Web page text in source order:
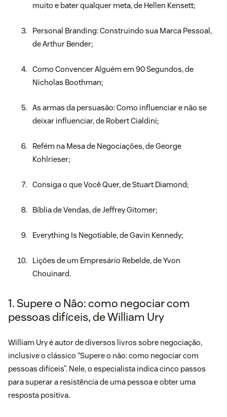
muito e bater qualquer meta, de Hellen Kensett;
Personal Branding: Construindo sua Marca Pessoal,
de Arthur Bender;
Como Convencer Alguém em 90 Segundos, de
Nicholas Boothman;
As armas da persuasão: Como influenciar e não se
deixar influenciar, de Robert Cialdini;
Refém na Mesa de Negociações, de George
Kohlrieser;
Consiga o que Você Quer, de Stuart Diamond;
Bíblia de Vendas, de Jeffrey Gitomer;
Everything Is Negotiable, de Gavin Kennedy;
Lições de um Empresário Rebelde, de Yvon
Chouinard.
1. Supere o Não: como negociar com
pessoas difíceis, de William Ury
William Ury é autor de diversos livros sobre negociação,
inclusive o clássico “Supere o não: como negociar com
pessoas difíceis”. Nele, o especialista indica cinco passos
para superar a resistência de uma pessoa e obter uma
resposta positiva.